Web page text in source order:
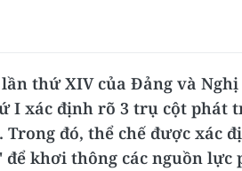
thứ XIV của Đảng và
I xác định rõ 3 trụ cột phát
đó, thể chế được xác
khơi thông các nguồn